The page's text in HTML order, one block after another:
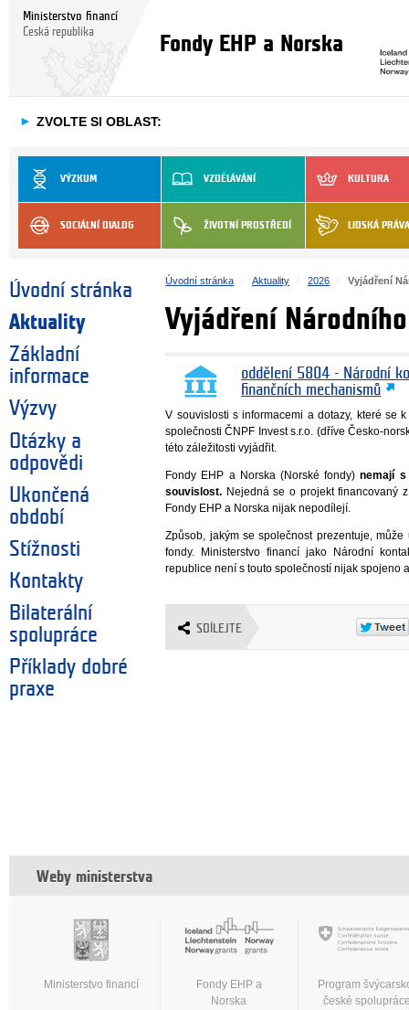
Ministerstvo financí
Česká republika
Fondy EHP a Norska
► ZVOLTE SI OBLAST:
VÝZKUM VZDĚLÁVÁNÍ KULTURA
SOCIÁLNÍ DIALOG ŽIVOTNÍ PROSTŘEDÍ LIDSKÁ PRÁVA
Úvodní stránka
Aktuality
Základní
informace
Výzvy
Otázky a
odpovědi
Ukončená
období
Stížnosti
Kontakty
Bilaterální
spolupráce
Příklady dobré
praxe
Úvodní stránka Aktuality 2026 Vyjádření
Vyjádření
oddělení 5804 - Národní
finančních mechanismů
V souvislosti s informacemi a dotazy, které se
společnosti ČNPF Invest s.r.o. (dříve Česko-
této záležitosti vyjádřit.
Fondy EHP a Norska (Norské fondy)nemají s
souvislost. Nejedná se o projekt financovaný
Fondy EHP a Norska nijak nepodílejí.
Způsob, jakým se společnost prezentuje,
fondy. Ministerstvo financí jako Národní
republice není s touto společností nijak spojeno
SDÍLEJTE
Weby ministerstva
Ministerstvo financí
Fondy EHP a
Norska
Program
české